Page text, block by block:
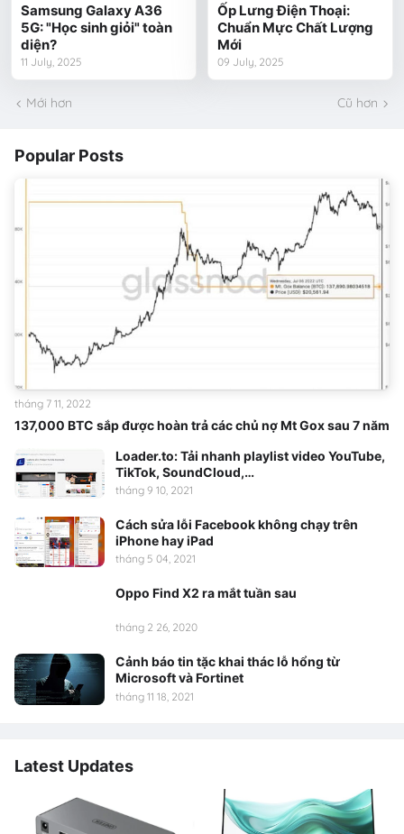
Samsung Galaxy A36
5G: "Học sinh giỏi" toàn
diện?
11 July, 2025
Ốp Lưng Điện Thoại:
Chuẩn Mực Chất Lượng
Mới
09 July, 2025
Mới hơn Cũ hơn
Popular Posts
137,000 BTC sắp được hoàn trả các chủ nợ Mt Gox sau 7 năm
tháng 7 11, 2022
Loader.to: Tải nhanh playlist video YouTube,
TikTok, SoundCloud,…
tháng 9 10, 2021
Cách sửa lỗi Facebook không chạy trên
iPhone hay iPad
tháng 5 04, 2021
Oppo Find X2 ra mắt tuần sau
tháng 2 26, 2020
Cảnh báo tin tặc khai thác lỗ hổng từ
Microsoft và Fortinet
tháng 11 18, 2021
Latest Updates